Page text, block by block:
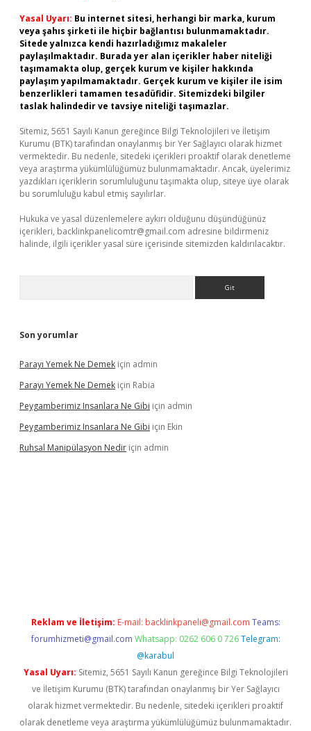
Yasal Uyarı: Bu internet sitesi, herhangi bir marka, kurum
veya şahıs şirketi ile hiçbir bağlantısı bulunmamaktadır.
Sitede yalnızca kendi hazırladığımız makaleler
paylaşılmaktadır. Burada yer alan içerikler haber niteliği
taşımamakta olup, gerçek kurum ve kişiler hakkında
paylaşım yapılmamaktadır. Gerçek kurum ve kişiler ile isim
benzerlikleri tamamen tesadüfidir. Sitemizdeki bilgiler
taslak halindedir ve tavsiye niteliği taşımazlar.
Sitemiz, 5651 Sayılı Kanun gereğince Bilgi Teknolojileri ve İletişim
Kurumu (BTK) tarafından onaylanmış bir Yer Sağlayıcı olarak hizmet
vermektedir. Bu nedenle, sitedeki içerikleri proaktif olarak denetleme
veya araştırma yükümlülüğümüz bulunmamaktadır. Ancak, üyelerimiz
yazdıkları içeriklerin sorumluluğunu taşımakta olup, siteye üye olarak
bu sorumluluğu kabul etmiş sayılırlar.
Hukuka ve yasal düzenlemelere aykırı olduğunu düşündüğünüz
içerikleri, backlinkpanelicomtr@gmail.com adresine bildirmeniz
halinde, ilgili içerikler yasal süre içerisinde sitemizden kaldırılacaktır.
Son yorumlar
Parayı Yemek Ne Demek için admin
Parayı Yemek Ne Demek için Rabia
Peygamberimiz Insanlara Ne Gibi için admin
Peygamberimiz Insanlara Ne Gibi için Ekin
Ruhsal Manipülasyon Nedir için admin
Reklam ve İletişim: E-mail: backlinkpaneli@gmail.com Teams:
forumhizmeti@gmail.com Whatsapp: 0262 606 0 726 Telegram:
@karabul
Yasal Uyarı: Sitemiz, 5651 Sayılı Kanun gereğince Bilgi Teknolojileri
ve İletişim Kurumu (BTK) tarafından onaylanmış bir Yer Sağlayıcı
olarak hizmet vermektedir. Bu nedenle, sitedeki içerikleri proaktif
olarak denetleme veya araştırma yükümlülüğümüz bulunmamaktadır.